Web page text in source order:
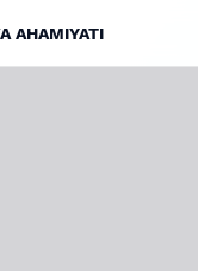
AHAMIYATI